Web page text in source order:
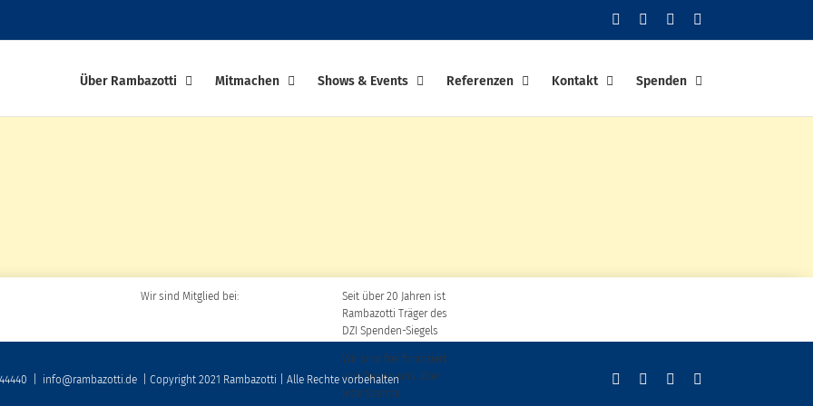
FacebookYouTubeInstagram
Über Rambazotti Mitmachen Shows & Events Referenzen Kontakt Spenden
Wir sind Mitglied bei:
Seit über 20 Jahren ist
Rambazotti Träger des
DZI Spenden-Siegels
Wir sind frei finanziert
und freuen uns über
jede Spende!
info@rambazotti.de | Copyright 2021 Rambazotti | Alle Rechte vorbehalten